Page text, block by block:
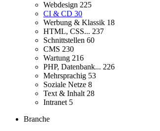
Webdesign 225
CI & CD 30
Werbung & Klassik 18
HTML, CSS... 237
Schnittstellen 60
CMS 230
Wartung 216
PHP, Datenbank... 226
Mehrsprachig 53
Soziale Netze 8
Text & Inhalt 28
Intranet 5
Branche